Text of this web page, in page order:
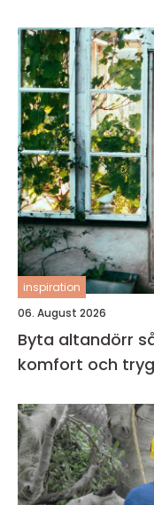
inspiration
06. August 2026
Byta altandörr så lyckas man med ljus,
komfort och